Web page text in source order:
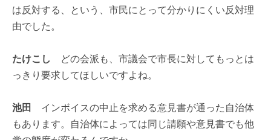
は反対する、という、市民にとって分かりにくい反対理
由でした。
たけこし
どの会派も、市議会で市長に対してもっとは
っきり要求してほしいですよね。
池田
インボイスの中止を求める意見書が通った自治体
もあります。自治体によっては同じ請願や意見書でも他